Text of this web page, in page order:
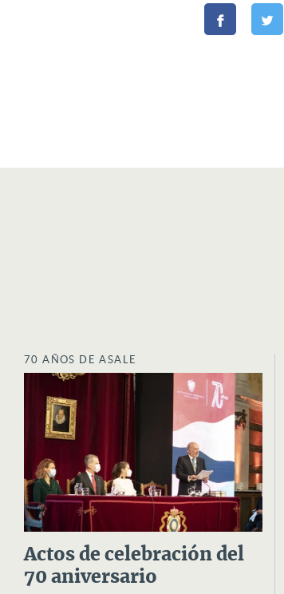
70 AÑOS DE ASALE
Actos de celebración del
70 aniversario